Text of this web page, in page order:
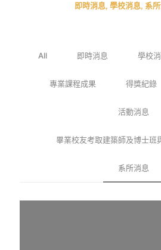
即時消息, 學校消息, 系
All 即時消息 學校
專業課程成果 得獎紀錄
活動消息
畢業校友考取建築師及博士班
系所消息